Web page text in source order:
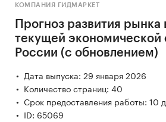
КОМПАНИЯ ГИДМАРКЕТ
Прогноз развития рынка
текущей экономической
России (с обновлением)
Дата выпуска: 29 января 2026
Количество страниц: 40
Срок предоставления работы: 10
ID: 65069